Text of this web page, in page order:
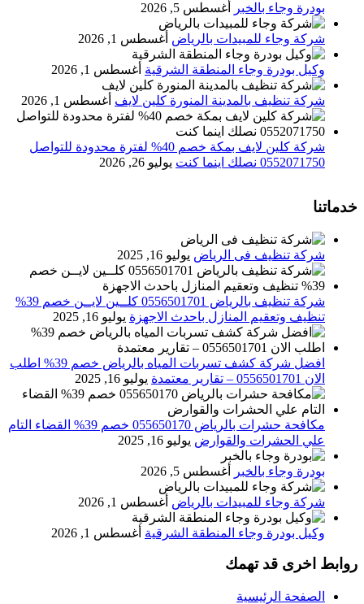
بودرة وجاء بالخبر أغسطس 5, 2026
شركة وجاء للمبيدات بالرياض أغسطس 1, 2026
وكيل بودرة وجاء المنطقة الشرقية أغسطس 1, 2026
شركة تنظيف بالمدينة المنورة كلين لايف أغسطس 1, 2026
شركة كلين لايف بمكة خصم 40% لفترة محدودة للتواصل
0552071750 نصلك اينما كنت
يوليو 26, 2026
خدماتنا
شركة تنظيف فى الرياض يوليو 16, 2025
شركة تنظيف بالرياض 0556501701 كلــين لايــن خصم 39%
تنظيف وتعقيم المنازل باحدث الاجهزة يوليو 16, 2025
افضل شركة كشف تسربات المياه بالرياض خصم 39% اطلب
الان 0556501701‬‏ – تقارير معتمدة
يوليو 16, 2025
مكافحة حشرات بالرياض 055650170 خصم 39% القضاء التام
علي الحشرات والقوارض يوليو 16, 2025
بودرة وجاء بالخبر أغسطس 5, 2026
شركة وجاء للمبيدات بالرياض أغسطس 1, 2026
وكيل بودرة وجاء المنطقة الشرقية أغسطس 1, 2026
روابط اخرى قد تهمك
الصفحة الرئيسية